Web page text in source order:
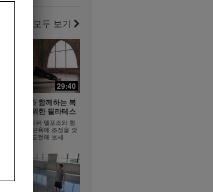
만들어나가는 건강한 식습관
17:24
잡는 습관
잡는 습관 #건강한 식사 #식
모두 보기
29:40
델포조와 함께하는 복
덩이를 위한 필라테스
스 강사 제니퍼 델포조와 함
근과 엉덩이 근육에 초점을 맞
필라테스에 도전해 보세